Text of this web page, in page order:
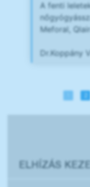
A fenti
Meforal,
Dr.Koppány
ELHÍZÁS